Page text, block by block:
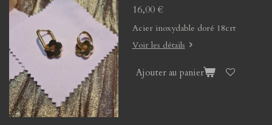
16,00 €
Acier inoxydable doré 18crt
Voir les détails
Ajouter au panier